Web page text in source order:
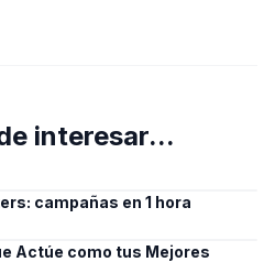
interesar...
campañas en 1 hora
Actúe como tus Mejores